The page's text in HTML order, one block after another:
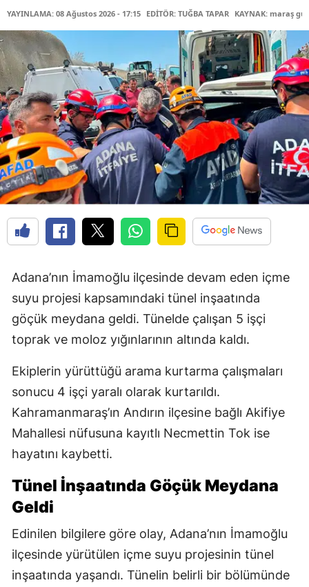
YAYINLAMA: 08 Ağustos 2026 - 17:15 EDİTÖR: TUĞBA TAPAR KAYNAK: maraş
Adana’nın İmamoğlu ilçesinde devam eden içme
suyu projesi kapsamındaki tünel inşaatında
göçük meydana geldi. Tünelde çalışan 5 işçi
toprak ve moloz yığınlarının altında kaldı.
Ekiplerin yürüttüğü arama kurtarma çalışmaları
sonucu 4 işçi yaralı olarak kurtarıldı.
Kahramanmaraş’ın Andırın ilçesine bağlı Akifiye
Mahallesi nüfusuna kayıtlı Necmettin Tok ise
hayatını kaybetti.
Tünel İnşaatında Göçük Meydana
Geldi
Edinilen bilgilere göre olay, Adana’nın İmamoğlu
ilçesinde yürütülen içme suyu projesinin tünel
inşaatında yaşandı. Tünelin belirli bir bölümünde